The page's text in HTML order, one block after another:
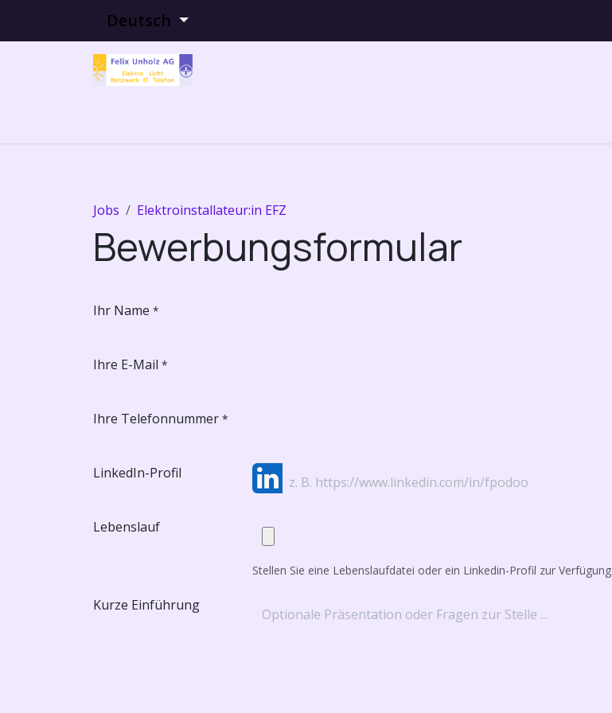
Deutsch
Jobs Elektroinstallateur:in EFZ
Bewerbungsformular
Ihr Name *
Ihre E-Mail *
Ihre Telefonnummer *
LinkedIn-Profil
Lebenslauf
Stellen Sie eine Lebenslaufdatei oder ein Linkedin-Profil zur Verfügung
Kurze Einführung